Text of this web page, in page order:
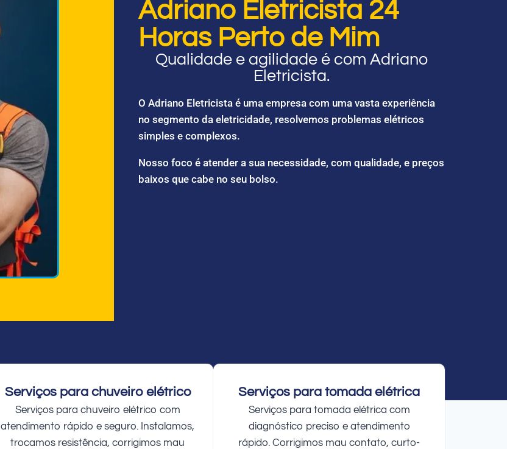
Adriano Eletricista 24
Horas Perto de Mim
Qualidade e agilidade é com Adriano
Eletricista.
O Adriano Eletricista é uma empresa com uma vasta experiência
no segmento da eletricidade, resolvemos problemas elétricos
simples e complexos.
Nosso foco é atender a sua necessidade, com qualidade, e preços
baixos que cabe no seu bolso.
Serviços para chuveiro elétrico
Serviços para chuveiro elétrico com
atendimento rápido e seguro. Instalamos,
trocamos resistência, corrigimos mau
Serviços para tomada elétrica
Serviços para tomada elétrica com
diagnóstico preciso e atendimento
rápido. Corrigimos mau contato, curto-